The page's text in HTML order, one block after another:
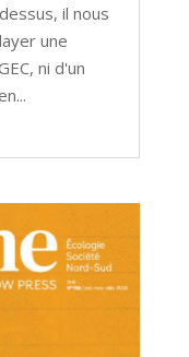
il nous
une
ni d'un